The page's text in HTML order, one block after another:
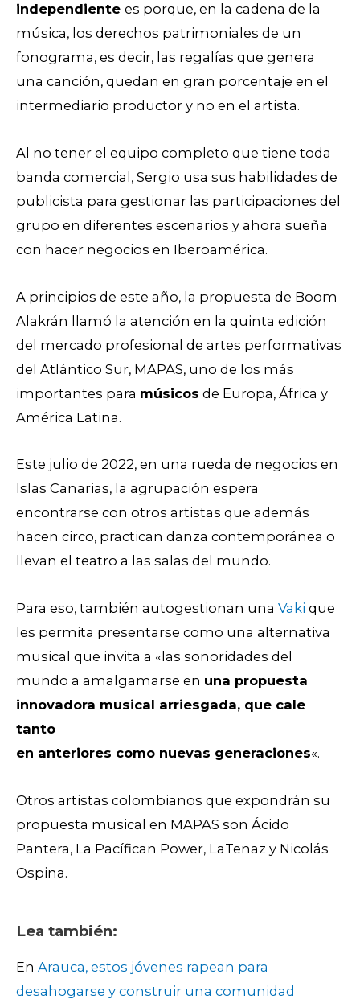
independiente es porque, en la cadena de la
música, los derechos patrimoniales de un
fonograma, es decir, las regalías que genera
una canción, quedan en gran porcentaje en el
intermediario productor y no en el artista.
Al no tener el equipo completo que tiene toda
banda comercial, Sergio usa sus habilidades de
publicista para gestionar las participaciones del
grupo en diferentes escenarios y ahora sueña
con hacer negocios en Iberoamérica.
A principios de este año, la propuesta de Boom
Alakrán llamó la atención en la quinta edición
del mercado profesional de artes performativas
del Atlántico Sur, MAPAS, uno de los más
importantes para músicos de Europa, África y
América Latina.
Este julio de 2022, en una rueda de negocios en
Islas Canarias, la agrupación espera
encontrarse con otros artistas que además
hacen circo, practican danza contemporánea o
llevan el teatro a las salas del mundo.
Para eso, también autogestionan una Vaki que
les permita presentarse como una alternativa
musical que invita a «las sonoridades del
mundo a amalgamarse en una propuesta
innovadora musical arriesgada, que cale
tanto
en anteriores como nuevas generaciones«.
Otros artistas colombianos que expondrán su
propuesta musical en MAPAS son Ácido
Pantera, La Pacífican Power, LaTenaz y Nicolás
Ospina.
Lea también:
En Arauca, estos jóvenes rapean para
desahogarse y construir una comunidad